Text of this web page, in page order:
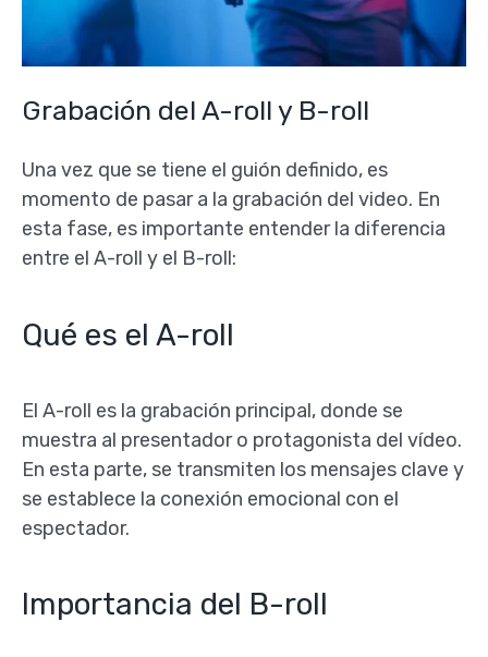
Grabación del A-roll y B-roll
Una vez que se tiene el guión definido, es
momento de pasar a la grabación del video. En
esta fase, es importante entender la diferencia
entre el A-roll y el B-roll:
Qué es el A-roll
El A-roll es la grabación principal, donde se
muestra al presentador o protagonista del vídeo.
En esta parte, se transmiten los mensajes clave y
se establece la conexión emocional con el
espectador.
Importancia del B-roll